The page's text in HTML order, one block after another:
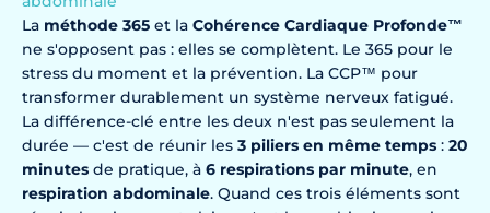
La méthode 365 et la Cohérence Cardiaque Profonde™
ne s'opposent pas : elles se complètent. Le 365 pour le
stress du moment et la prévention. La CCP™ pour
transformer durablement un système nerveux fatigué.
La différence-clé entre les deux n'est pas seulement la
durée — c'est de réunir les 3 piliers en même temps : 20
minutes de pratique, à 6 respirations par minute, en
respiration abdominale. Quand ces trois éléments sont